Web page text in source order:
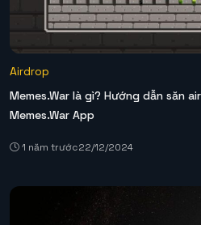
Airdrop
Memes.War là gì? Hướng dẫn săn
Memes.War App
1 năm trước22/12/2024